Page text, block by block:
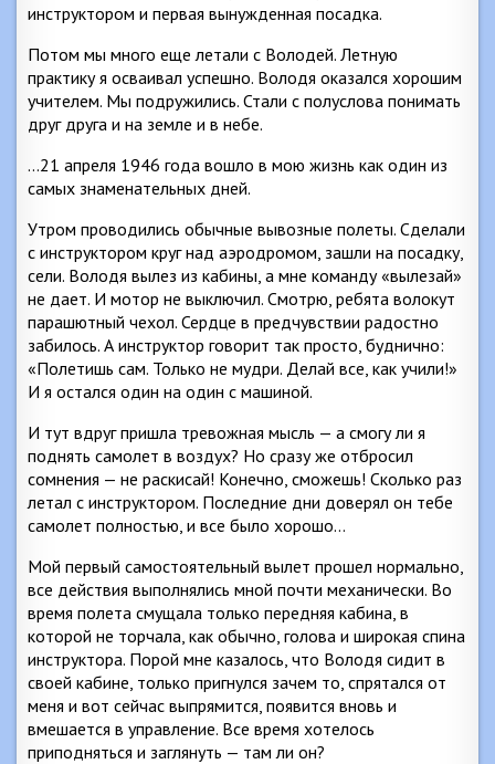
инструктором и первая вынужденная посадка.
Потом мы много еще летали с Володей. Летную
практику я осваивал успешно. Володя оказался хорошим
учителем. Мы подружились. Стали с полуслова понимать
друг друга и на земле и в небе.
…21 апреля 1946 года вошло в мою жизнь как один из
самых знаменательных дней.
Утром проводились обычные вывозные полеты. Сделали
с инструктором круг над аэродромом, зашли на посадку,
сели. Володя вылез из кабины, а мне команду «вылезай»
не дает. И мотор не выключил. Смотрю, ребята волокут
парашютный чехол. Сердце в предчувствии радостно
забилось. А инструктор говорит так просто, буднично:
«Полетишь сам. Только не мудри. Делай все, как учили!»
И я остался один на один с машиной.
И тут вдруг пришла тревожная мысль — а смогу ли я
поднять самолет в воздух? Но сразу же отбросил
сомнения — не раскисай! Конечно, сможешь! Сколько раз
летал с инструктором. Последние дни доверял он тебе
самолет полностью, и все было хорошо…
Мой первый самостоятельный вылет прошел нормально,
все действия выполнялись мной почти механически. Во
время полета смущала только передняя кабина, в
которой не торчала, как обычно, голова и широкая спина
инструктора. Порой мне казалось, что Володя сидит в
своей кабине, только пригнулся зачем то, спрятался от
меня и вот сейчас выпрямится, появится вновь и
вмешается в управление. Все время хотелось
приподняться и заглянуть — там ли он?